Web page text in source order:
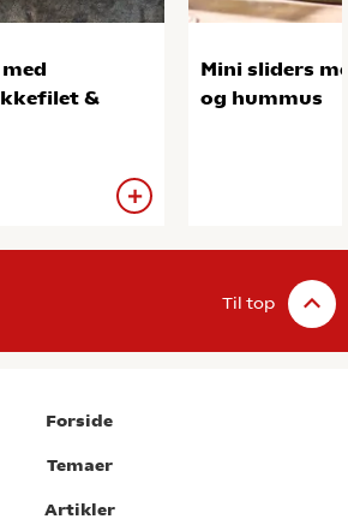
&
Mini sliders
og hummus
Til top
Forside
Temaer
Artikler